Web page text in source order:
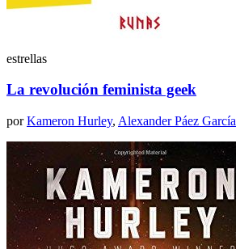
estrellas
La revolución feminista geek
porKameron Hurley, Alexander Páez García